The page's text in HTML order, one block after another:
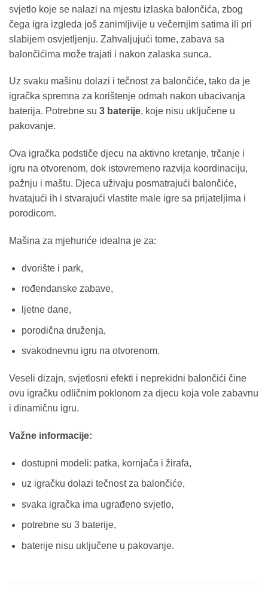
svjetlo koje se nalazi na mjestu izlaska balončića, zbog
čega igra izgleda još zanimljivije u večernjim satima ili pri
slabijem osvjetljenju. Zahvaljujući tome, zabava sa
balončićima može trajati i nakon zalaska sunca.
Uz svaku mašinu dolazi i tečnost za balončiće, tako da je
igračka spremna za korištenje odmah nakon ubacivanja
baterija. Potrebne su 3 baterije, koje nisu uključene u
pakovanje.
Ova igračka podstiče djecu na aktivno kretanje, trčanje i
igru na otvorenom, dok istovremeno razvija koordinaciju,
pažnju i maštu. Djeca uživaju posmatrajući balončiće,
hvatajući ih i stvarajući vlastite male igre sa prijateljima i
porodicom.
Mašina za mjehuriće idealna je za:
dvorište i park,
rođendanske zabave,
ljetne dane,
porodična druženja,
svakodnevnu igru na otvorenom.
Veseli dizajn, svjetlosni efekti i neprekidni balončići čine
ovu igračku odličnim poklonom za djecu koja vole zabavnu
i dinamičnu igru.
Važne informacije:
dostupni modeli: patka, kornjača i žirafa,
uz igračku dolazi tečnost za balončiće,
svaka igračka ima ugrađeno svjetlo,
potrebne su 3 baterije,
baterije nisu uključene u pakovanje.